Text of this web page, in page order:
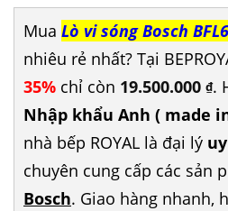
Mua Lò vi sóng Bosch
nhiêu rẻ nhất? Tại
35% chỉ còn 19.500.000 ₫.
Nhập khẩu Anh ( made
nhà bếp ROYAL là đại lý
chuyên cung cấp các sản
Bosch. Giao hàng nhanh,